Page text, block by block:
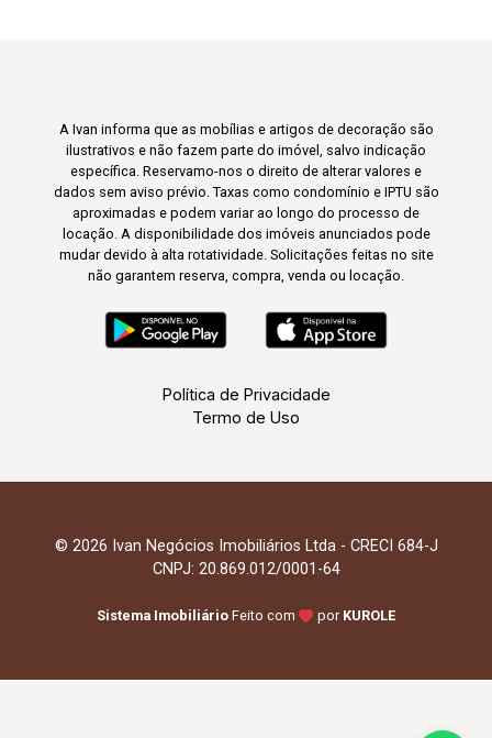
A Ivan informa que as mobílias e artigos de decoração são
ilustrativos e não fazem parte do imóvel, salvo indicação
específica. Reservamo-nos o direito de alterar valores e
dados sem aviso prévio. Taxas como condomínio e IPTU são
aproximadas e podem variar ao longo do processo de
locação. A disponibilidade dos imóveis anunciados pode
mudar devido à alta rotatividade. Solicitações feitas no site
não garantem reserva, compra, venda ou locação.
Política de Privacidade
Termo de Uso
© 2026 Ivan Negócios Imobiliários Ltda - CRECI 684-J
CNPJ: 20.869.012/0001-64
Sistema Imobiliário Feito com por KUROLE